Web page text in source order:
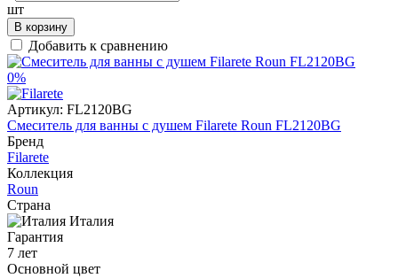
шт
В корзину
Добавить к сравнению
0%
Артикул: FL2120BG
Смеситель для ванны с душем Filarete Roun FL2120BG
Бренд
Filarete
Коллекция
Roun
Страна
Италия
Гарантия
7 лет
Основной цвет